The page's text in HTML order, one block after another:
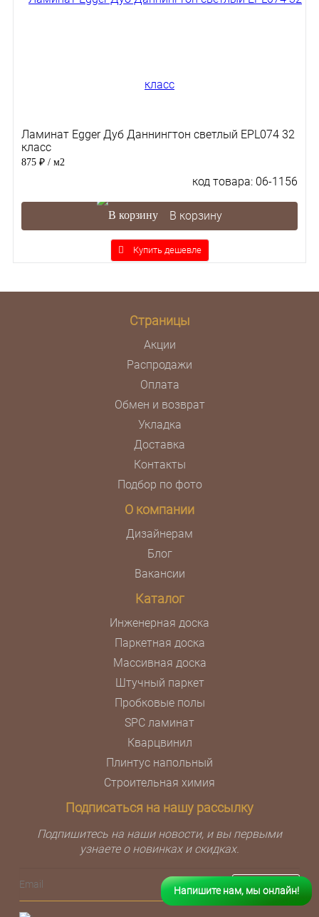
Ламинат Egger Дуб Даннингтон светлый EPL074 32
класс
875 ₽ / м2
код товара: 06-1156
В корзину
Купить дешевле
Страницы
Акции
Распродажи
Оплата
Обмен и возврат
Укладка
Доставка
Контакты
Подбор по фото
О компании
Дизайнерам
Блог
Вакансии
Каталог
Инженерная доска
Паркетная доска
Массивная доска
Штучный паркет
Пробковые полы
SPC ламинат
Кварцвинил
Плинтус напольный
Строительная химия
Подписаться на нашу рассылку
Подпишитесь на наши новости, и вы первыми
узнаете о новинках и скидках.
Напишите нам, мы онлайн!